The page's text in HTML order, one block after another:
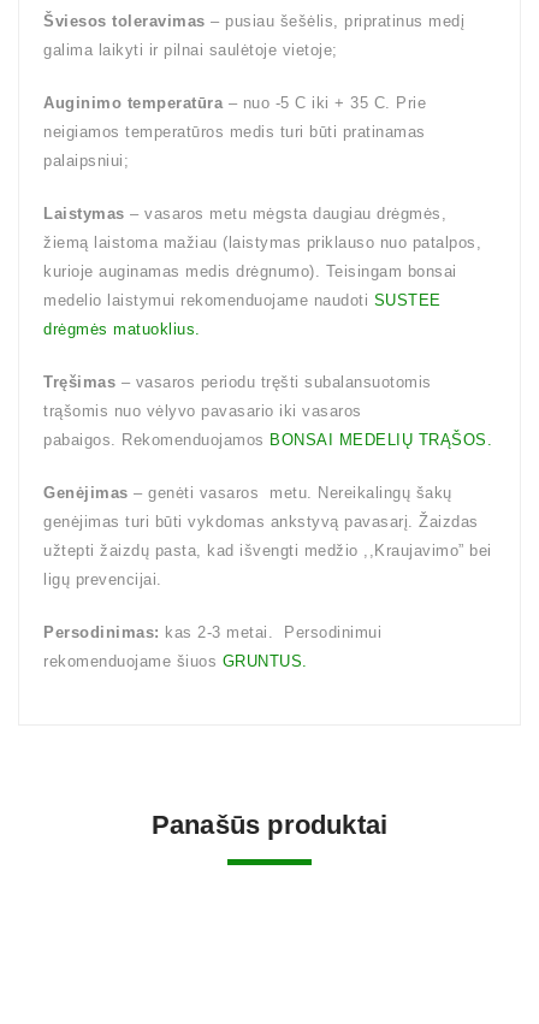
Šviesos toleravimas – pusiau šešėlis, pripratinus medį
galima laikyti ir pilnai saulėtoje vietoje;
Auginimo temperatūra– nuo -5 C iki + 35 C. Prie
neigiamos temperatūros medis turi būti pratinamas
palaipsniui;
Laistymas – vasaros metu mėgsta daugiau drėgmės,
žiemą laistoma mažiau (laistymas priklauso nuo patalpos,
kurioje auginamas medis drėgnumo). Teisingam bonsai
medelio laistymui rekomenduojame naudoti SUSTEE
drėgmės matuoklius.
Tręšimas – vasaros periodu tręšti subalansuotomis
trąšomis nuo vėlyvo pavasario iki vasaros
pabaigos. Rekomenduojamos BONSAI MEDELIŲ TRĄŠOS.
Genėjimas – genėti vasaros metu. Nereikalingų šakų
genėjimas turi būti vykdomas ankstyvą pavasarį. Žaizdas
užtepti žaizdų pasta, kad išvengti medžio ,,Kraujavimo” bei
ligų prevencijai.
Persodinimas: kas 2-3 metai. Persodinimui
rekomenduojame šiuos GRUNTUS.
Panašūs produktai